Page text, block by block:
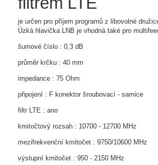
je určen pro příjem programů z libovolné
Úzká hlavička LNB je vhodná také pro
šumové číslo : 0,3 dB
průměr krčku : 40 mm
impedance : 75 Ohm
připojení : F konektor šroubovací - samice
filtr LTE : ano
kmitočtový rozsah : 10700 - 12700 MHz
mezifrekvenční kmitočet : 9750/10600 MHz
výstupní kmitočet : 950 - 2150 MHz